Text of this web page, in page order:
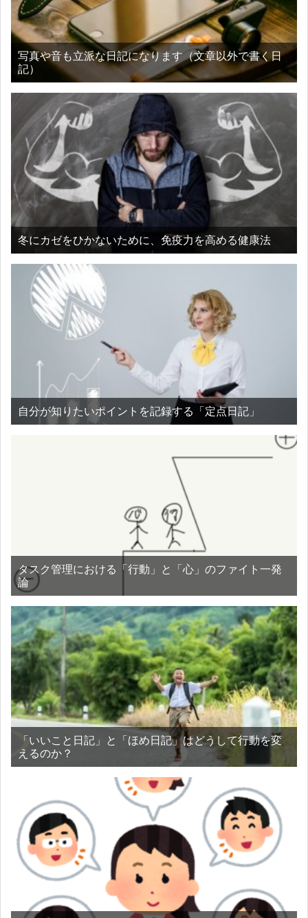
写真や音も立派な日記になります（文章以外で書く日
記）
冬にカゼをひかないために、免疫力を高める健康法
自分が知りたいポイントを記録する「定点日記」
タスク管理における「行動」と「心」のファイト一発
論
「いいこと日記」と「ほめ日記」はどうして行動を変
えるのか？